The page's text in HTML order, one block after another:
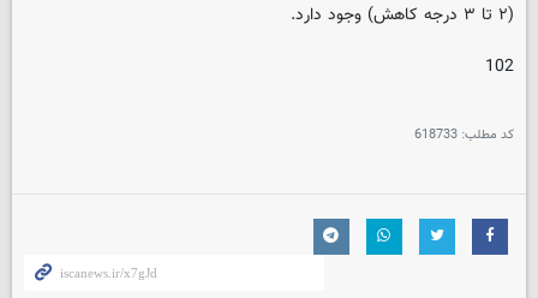
(۲ تا ۳ درجه کاهش) وجود دارد.
102
کد مطلب: 618733